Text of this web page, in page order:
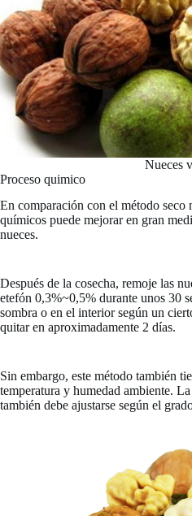
Nueces
Proceso quimico
En comparación con el método seco
químicos puede mejorar en gran
nueces.
Después de la cosecha, remoje las
etefón 0,3%~0,5% durante unos 30
sombra o en el interior según un
quitar en aproximadamente 2 días.
Sin embargo, este método también
temperatura y humedad ambiente.
también debe ajustarse según el